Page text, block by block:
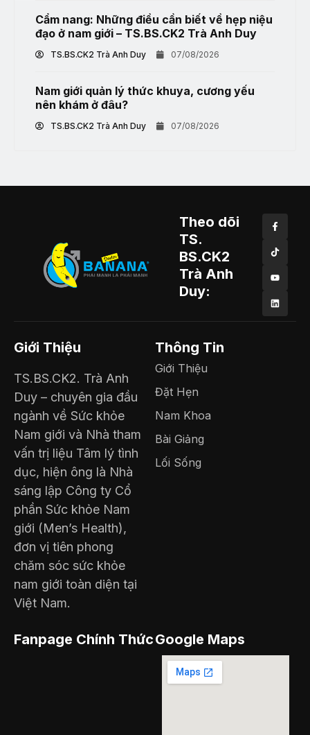
Cẩm nang: Những điều cần biết về hẹp niệu
đạo ở nam giới – TS.BS.CK2 Trà Anh Duy
TS.BS.CK2 Trà Anh Duy 07/08/2026
Nam giới quản lý thức khuya, cương yếu
nên khám ở đâu?
TS.BS.CK2 Trà Anh Duy 07/08/2026
Theo dõi
TS.
BS.CK2
Trà Anh
Duy:
Giới Thiệu
TS.BS.CK2. Trà Anh
Duy – chuyên gia đầu
ngành về Sức khỏe
Nam giới và Nhà tham
vấn trị liệu Tâm lý tình
dục, hiện ông là Nhà
sáng lập Công ty Cổ
phần Sức khỏe Nam
giới (Men’s Health),
đơn vị tiên phong
chăm sóc sức khỏe
nam giới toàn diện tại
Việt Nam.
Thông Tin
Giới Thiệu
Đặt Hẹn
Nam Khoa
Bài Giảng
Lối Sống
Fanpage Chính ThứcGoogle Maps